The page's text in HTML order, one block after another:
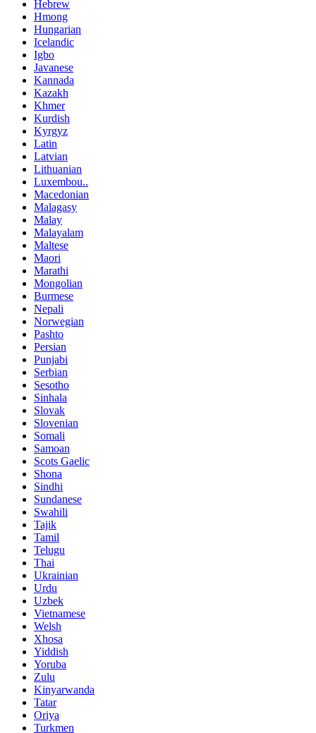
Hebrew
Hmong
Hungarian
Icelandic
Igbo
Javanese
Kannada
Kazakh
Khmer
Kurdish
Kyrgyz
Latin
Latvian
Lithuanian
Luxembou..
Macedonian
Malagasy
Malay
Malayalam
Maltese
Maori
Marathi
Mongolian
Burmese
Nepali
Norwegian
Pashto
Persian
Punjabi
Serbian
Sesotho
Sinhala
Slovak
Slovenian
Somali
Samoan
Scots Gaelic
Shona
Sindhi
Sundanese
Swahili
Tajik
Tamil
Telugu
Thai
Ukrainian
Urdu
Uzbek
Vietnamese
Welsh
Xhosa
Yiddish
Yoruba
Zulu
Kinyarwanda
Tatar
Oriya
Turkmen